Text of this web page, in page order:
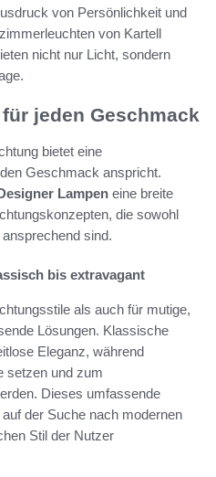
von Persönlichkeit und
von Kartell
nicht nur Licht, sondern
jeden Geschmack
bietet eine
Geschmack anspricht.
Lampen eine breite
die sowohl
sind.
bis extravagant
als auch für mutige,
Lösungen. Klassische
Eleganz, während
setzen und zum
Dieses umfassende
der Suche nach modernen
Stil der Nutzer